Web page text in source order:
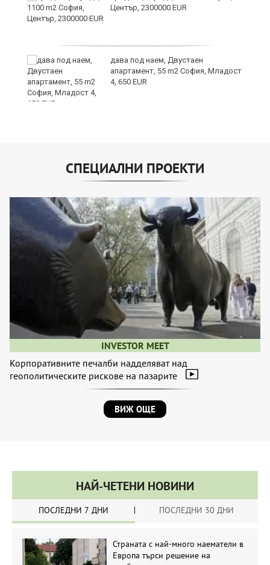
Център, 2300000 EUR
дава под наем, Двустаен
апартамент, 55 m2 София, Младост
4, 650 EUR
СПЕЦИАЛНИ ПРОЕКТИ
INVESTOR MEET
Корпоративните печалби надделяват над
геополитическите рискове на пазарите
ВИЖ ОЩЕ
НАЙ-ЧЕТЕНИ НОВИНИ
ПОСЛЕДНИ 7 ДНИ ПОСЛЕДНИ 30 ДНИ
Страната с най-много наематели в
Европа търси решение на